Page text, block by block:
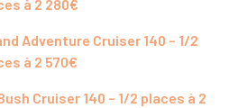
à 2 280€
Adventure Cruiser 140 – 1/2
à 2 570€
Cruiser 140 – 1/2 places à 2